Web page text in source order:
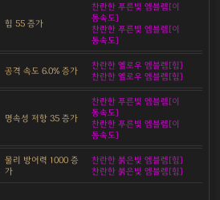
힘 55 증가
찬란한 푸른빛 엠블렘[이
동속도]
찬란한 푸른빛 엠블렘[이
동속도]
공격 속도 6.0% 증가
찬란한 옐로우 엠블렘[힘]
찬란한 옐로우 엠블렘[힘]
명속성 저항 35 증가
찬란한 푸른빛 엠블렘[이
동속도]
찬란한 푸른빛 엠블렘[이
동속도]
물리 방어력 1000 증
가
찬란한 붉은빛 엠블렘[힘]
찬란한 붉은빛 엠블렘[힘]